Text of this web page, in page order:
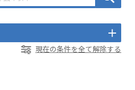
現在の条件を全て解除する